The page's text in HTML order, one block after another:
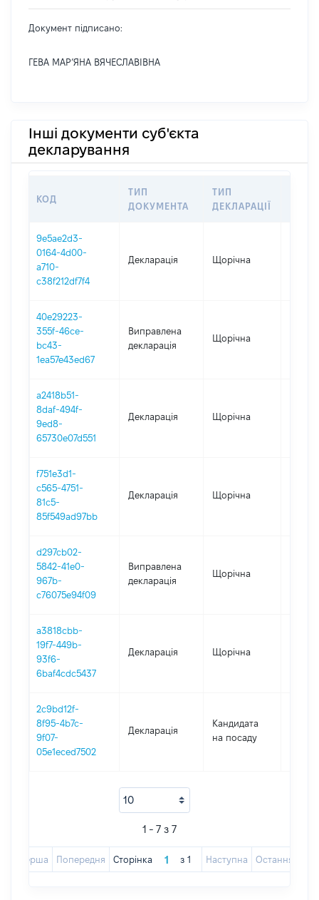
Документ підписано:
ГЕВА МАР’ЯНА ВЯЧЕСЛАВІВНА
Інші документи суб'єкта
декларування
КОД
ТИП
ДОКУМЕНТА
ТИП
ДЕКЛАРАЦІЇ
9e5ae2d3-
0164-4d00-
a710-
c38f212df7f4
Декларація Щорічна
40e29223-
355f-46ce-
bc43-
1ea57e43ed67
Виправлена
декларація
Щорічна
a2418b51-
8daf-494f-
9ed8-
65730e07d551
Декларація Щорічна
f751e3d1-
c565-4751-
81c5-
85f549ad97bb
Декларація Щорічна
d297cb02-
5842-41e0-
967b-
c76075e94f09
Виправлена
декларація
Щорічна
a3818cbb-
19f7-449b-
93f6-
6baf4cdc5437
Декларація Щорічна
2c9bd12f-
8f95-4b7c-
9f07-
05e1eced7502
Декларація
Кандидата
на посаду
1 - 7 з 7
Перша Попередня Сторінка з 1 Наступна Остання